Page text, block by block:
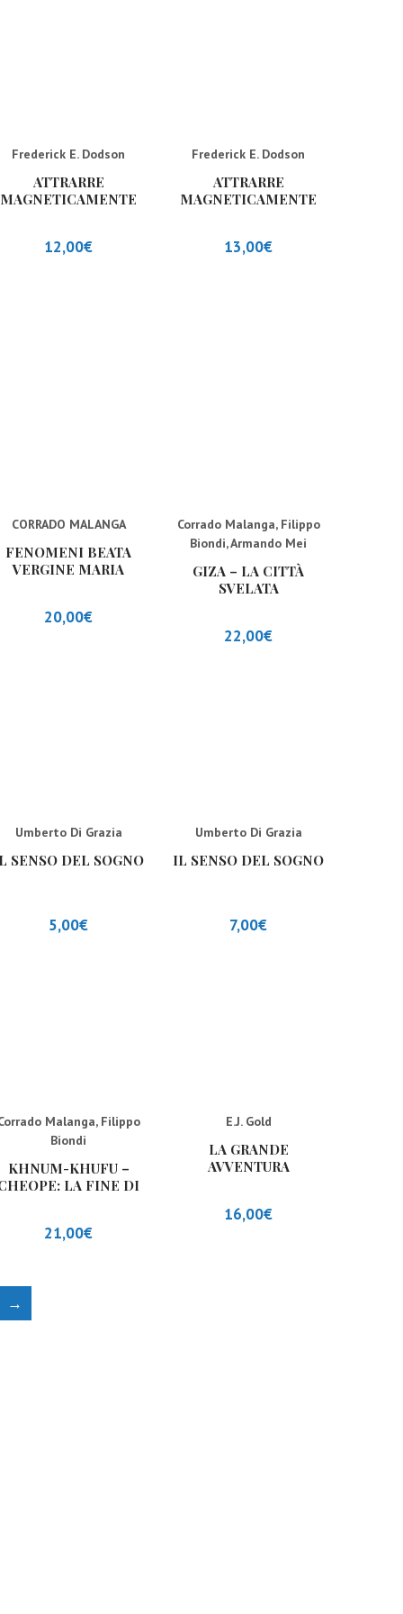
Frederick E. Dodson
ATTRARRE
MAGNETICAMENTE
12,00€
Frederick E. Dodson
ATTRARRE
MAGNETICAMENTE
13,00€
CORRADO MALANGA
FENOMENI BEATA
VERGINE MARIA
20,00€
Corrado Malanga, Filippo
Biondi,Armando Mei
GIZA – LA CITTÀ
SVELATA
22,00€
Umberto Di Grazia
SENSO DEL SOGNO
5,00€
Umberto Di Grazia
IL SENSO DEL SOGNO
7,00€
Malanga, Filippo
Biondi
KHNUM-KHUFU –
LA FINE DI
21,00€
E.J. Gold
LA GRANDE
AVVENTURA
16,00€
→